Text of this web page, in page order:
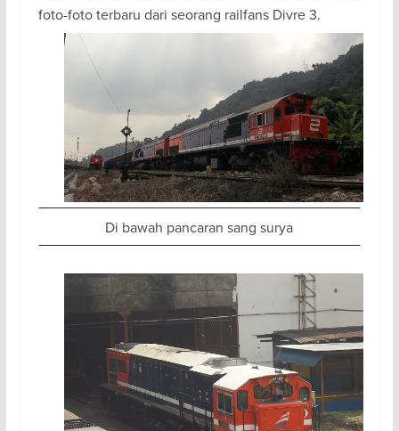
foto-foto terbaru dari seorang railfans Divre 3.
Di bawah pancaran sang surya